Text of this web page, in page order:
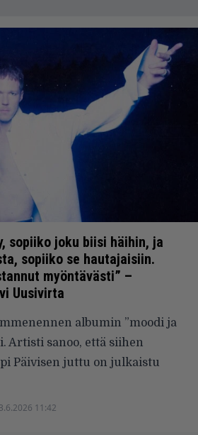
sopiiko joku biisi häihin, ja
sopiiko se hautajaisiin.
myöntävästi” –
Uusivirta
albumin ”moodi ja
Artisti sanoo, että siihen
Päivisen juttu on julkaistu
11:42